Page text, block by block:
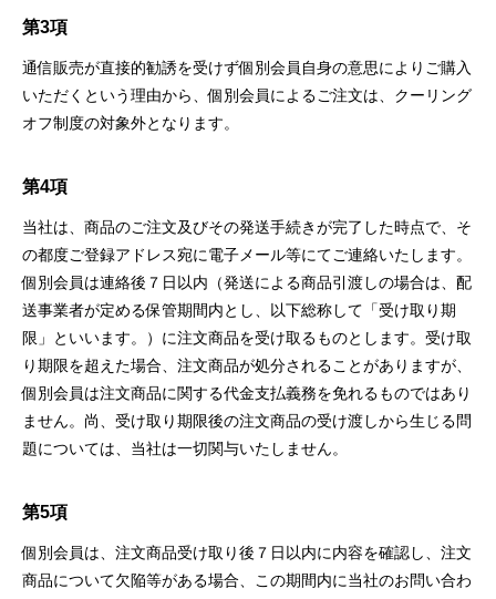
第3項
通信販売が直接的勧誘を受けず個別会員⾃⾝の意思によりご購⼊
いただくという理由から、個別会員によるご注⽂は、クーリング
オフ制度の対象外となります。
第4項
当社は、商品のご注⽂及びその発送⼿続きが完了した時点で、そ
の都度ご登録アドレス宛に電⼦メール等にてご連絡いたします。
個別会員は連絡後７⽇以内（発送による商品引渡しの場合は、配
送事業者が定める保管期間内とし、以下総称して「受け取り期
限」といいます。）に注⽂商品を受け取るものとします。受け取
り期限を超えた場合、注⽂商品が処分されることがありますが、
個別会員は注⽂商品に関する代⾦⽀払義務を免れるものではあり
ません。尚、受け取り期限後の注⽂商品の受け渡しから⽣じる問
題については、当社は⼀切関与いたしません。
第5項
個別会員は、注⽂商品受け取り後７⽇以内に内容を確認し、注⽂
商品について⽋陥等がある場合、この期間内に当社のお問い合わ